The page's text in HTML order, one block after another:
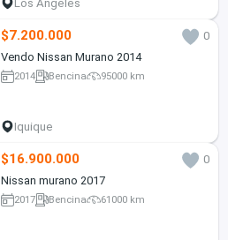
Los Ángeles
$7.200.000
0
Vendo Nissan Murano 2014
2014 Bencina 95000 km
Iquique
$16.900.000
0
Nissan murano 2017
2017 Bencina 61000 km